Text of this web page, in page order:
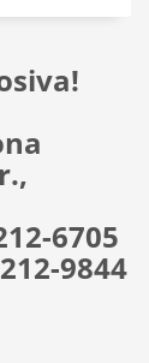
6705
9844